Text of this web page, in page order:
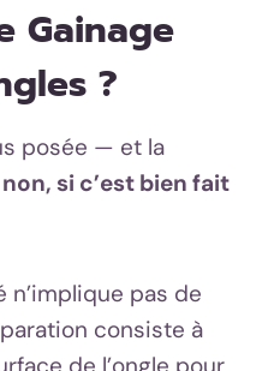
Gainage
?
posée — et la
non, si c’est bien fait
n’implique pas de
consiste à